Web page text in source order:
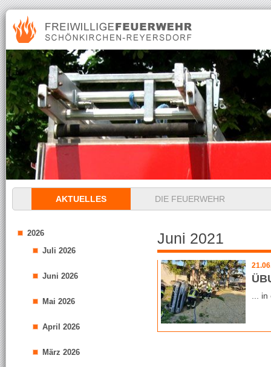
Navigation
überspringenAKTUELLES DIE FEUERWEHR
2026
Juli 2026
Juni 2026
Mai 2026
April 2026
März 2026
Juni 2021
...